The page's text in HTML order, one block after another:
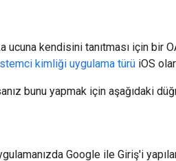
ucuna kendisini tanıtması için bir
kimliği uygulama türü iOS
bunu yapmak için aşağıdaki
Google ile Giriş'i